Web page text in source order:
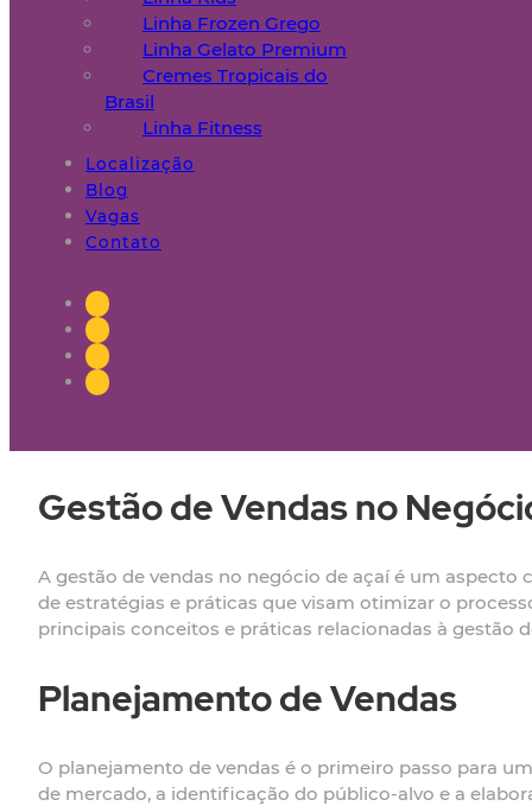
Linha Frozen Grego
Linha Gelato Premium
Cremes Tropicais do
Brasil
Linha Fitness
Localização
Blog
Vagas
Contato
Gestão de Vendas no
A gestão de vendas no negócio de açaí é um
de estratégias e práticas que visam otimizar o
principais conceitos e práticas relacionadas à gestão
Planejamento de Vendas
O planejamento de vendas é o primeiro passo para
de mercado, a identificação do público-alvo e a